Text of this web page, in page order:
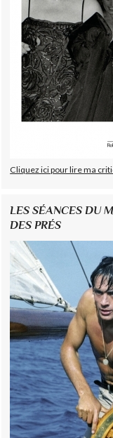
Cliquez ici pour lire ma
LES SÉANCES DU
DES PRÉS